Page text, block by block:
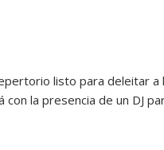
listo para deleitar
la presencia de un DJ